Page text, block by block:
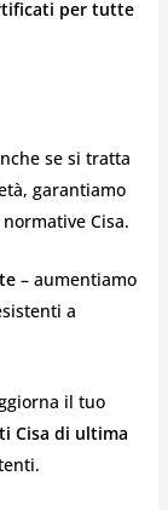
per tutte
se si tratta
garantiamo
Cisa.
– aumentiamo
a
il tuo
Cisa di ultima